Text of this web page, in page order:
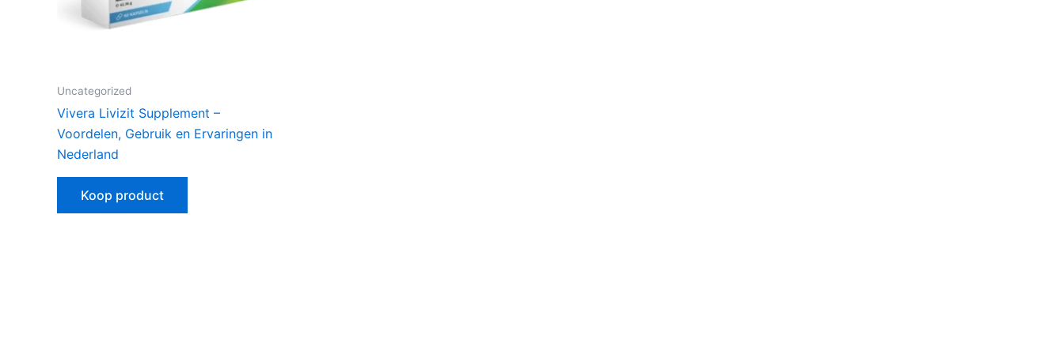
Uncategorized
Vivera Livizit Supplement –
Voordelen, Gebruik en Ervaringen in
Nederland
Koop product